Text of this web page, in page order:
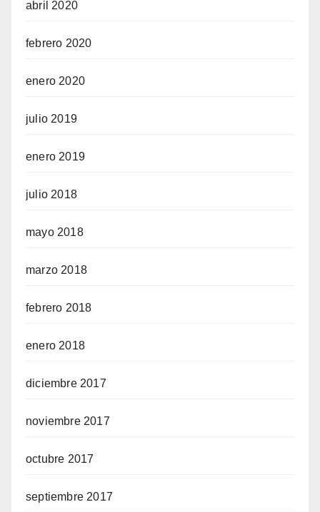
abril 2020
febrero 2020
enero 2020
julio 2019
enero 2019
julio 2018
mayo 2018
marzo 2018
febrero 2018
enero 2018
diciembre 2017
noviembre 2017
octubre 2017
septiembre 2017